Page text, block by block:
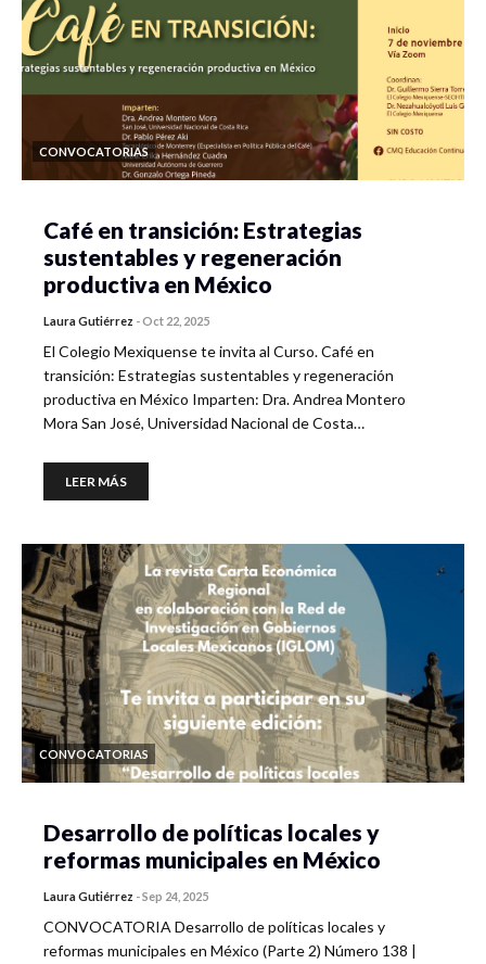
CONVOCATORIAS
Café en transición: Estrategias
sustentables y regeneración
productiva en México
Laura Gutiérrez -Oct 22, 2025
El Colegio Mexiquense te invita al Curso. Café en
transición: Estrategias sustentables y regeneración
productiva en México Imparten: Dra. Andrea Montero
Mora San José, Universidad Nacional de Costa…
LEER MÁS
CONVOCATORIAS
Desarrollo de políticas locales y
reformas municipales en México
Laura Gutiérrez -Sep 24, 2025
CONVOCATORIA Desarrollo de políticas locales y
reformas municipales en México (Parte 2) Número 138 |